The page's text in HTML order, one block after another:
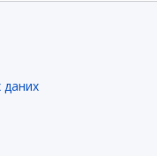
даних